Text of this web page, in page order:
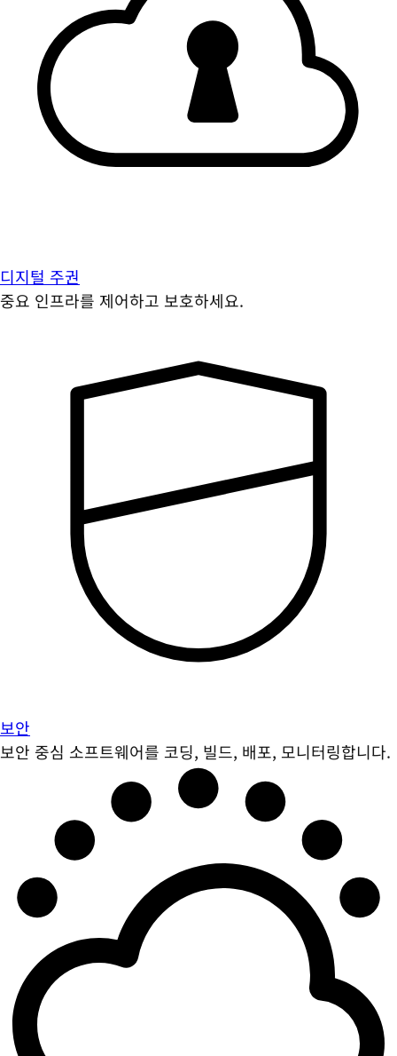
디지털 주권
중요 인프라를 제어하고 보호하세요.
보안
보안 중심 소프트웨어를 코딩, 빌드, 배포, 모니터링합니다.